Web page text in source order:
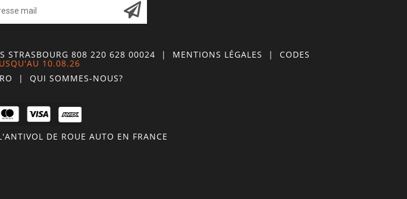
STRASBOURG 808 220 628 00024 | MENTIONS LÉGALES | CODES
10.08.26
| QUI SOMMES-NOUS?
DE ROUE AUTO EN FRANCE